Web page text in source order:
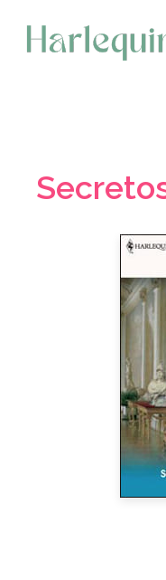
contenido